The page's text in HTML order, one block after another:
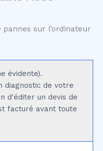
sur l’ordinateur
évidente).
diagnostic de votre
d'éditer un devis de
facturé avant toute